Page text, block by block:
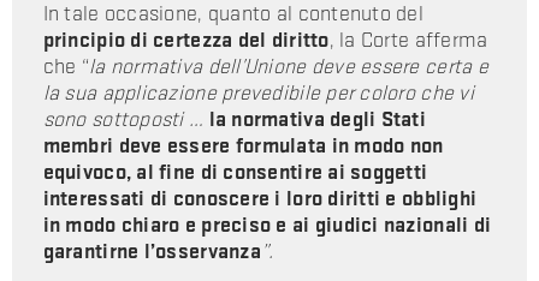
In tale occasione, quanto al contenuto del
principio di certezza del diritto, la Corte afferma
che “la normativa dell’Unione deve essere certa e
la sua applicazione prevedibile per coloro che vi
sono sottoposti… la normativa degli Stati
membri deve essere formulata in modo non
equivoco, al fine di consentire ai soggetti
interessati di conoscere i loro diritti e obblighi
in modo chiaro e preciso e ai giudici nazionali di
garantirne l’osservanza”.